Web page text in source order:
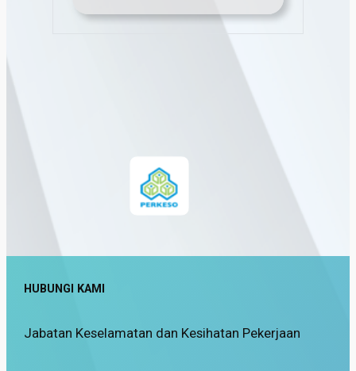
HUBUNGI KAMI
Jabatan Keselamatan dan Kesihatan Pekerjaan